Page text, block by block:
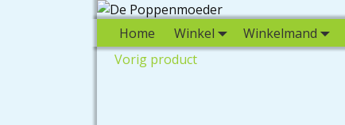
Home Winkel Winkelmand
Vorig product